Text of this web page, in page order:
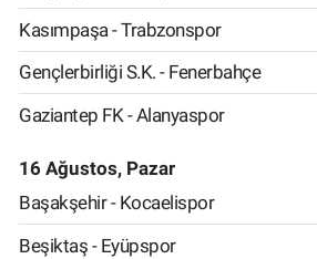
Kasımpaşa - Trabzonspor
Gençlerbirliği S.K. - Fenerbahçe
Gaziantep FK - Alanyaspor
16 Ağustos, Pazar
Başakşehir - Kocaelispor
Beşiktaş - Eyüpspor